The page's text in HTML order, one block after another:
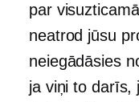
par
neatrod jūsu
neiegādāsies
ja viņi to darīs,